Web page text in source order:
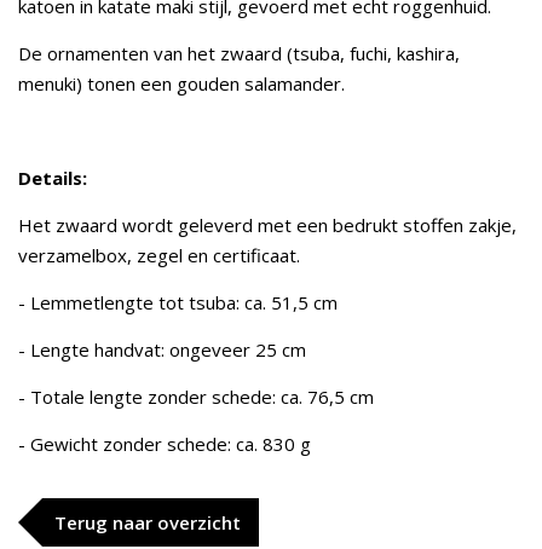
katoen in katate maki stijl, gevoerd met echt roggenhuid.
De ornamenten van het zwaard (tsuba, fuchi, kashira,
menuki) tonen een gouden salamander.
Details:
Het zwaard wordt geleverd met een bedrukt stoffen zakje,
verzamelbox, zegel en certificaat.
- Lemmetlengte tot tsuba: ca. 51,5 cm
- Lengte handvat: ongeveer 25 cm
- Totale lengte zonder schede: ca. 76,5 cm
- Gewicht zonder schede: ca. 830 g
Terug naar overzicht